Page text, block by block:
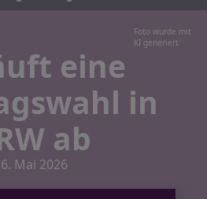
Foto wurde mit
KI generiert
eine
in
ab
Mai 2026